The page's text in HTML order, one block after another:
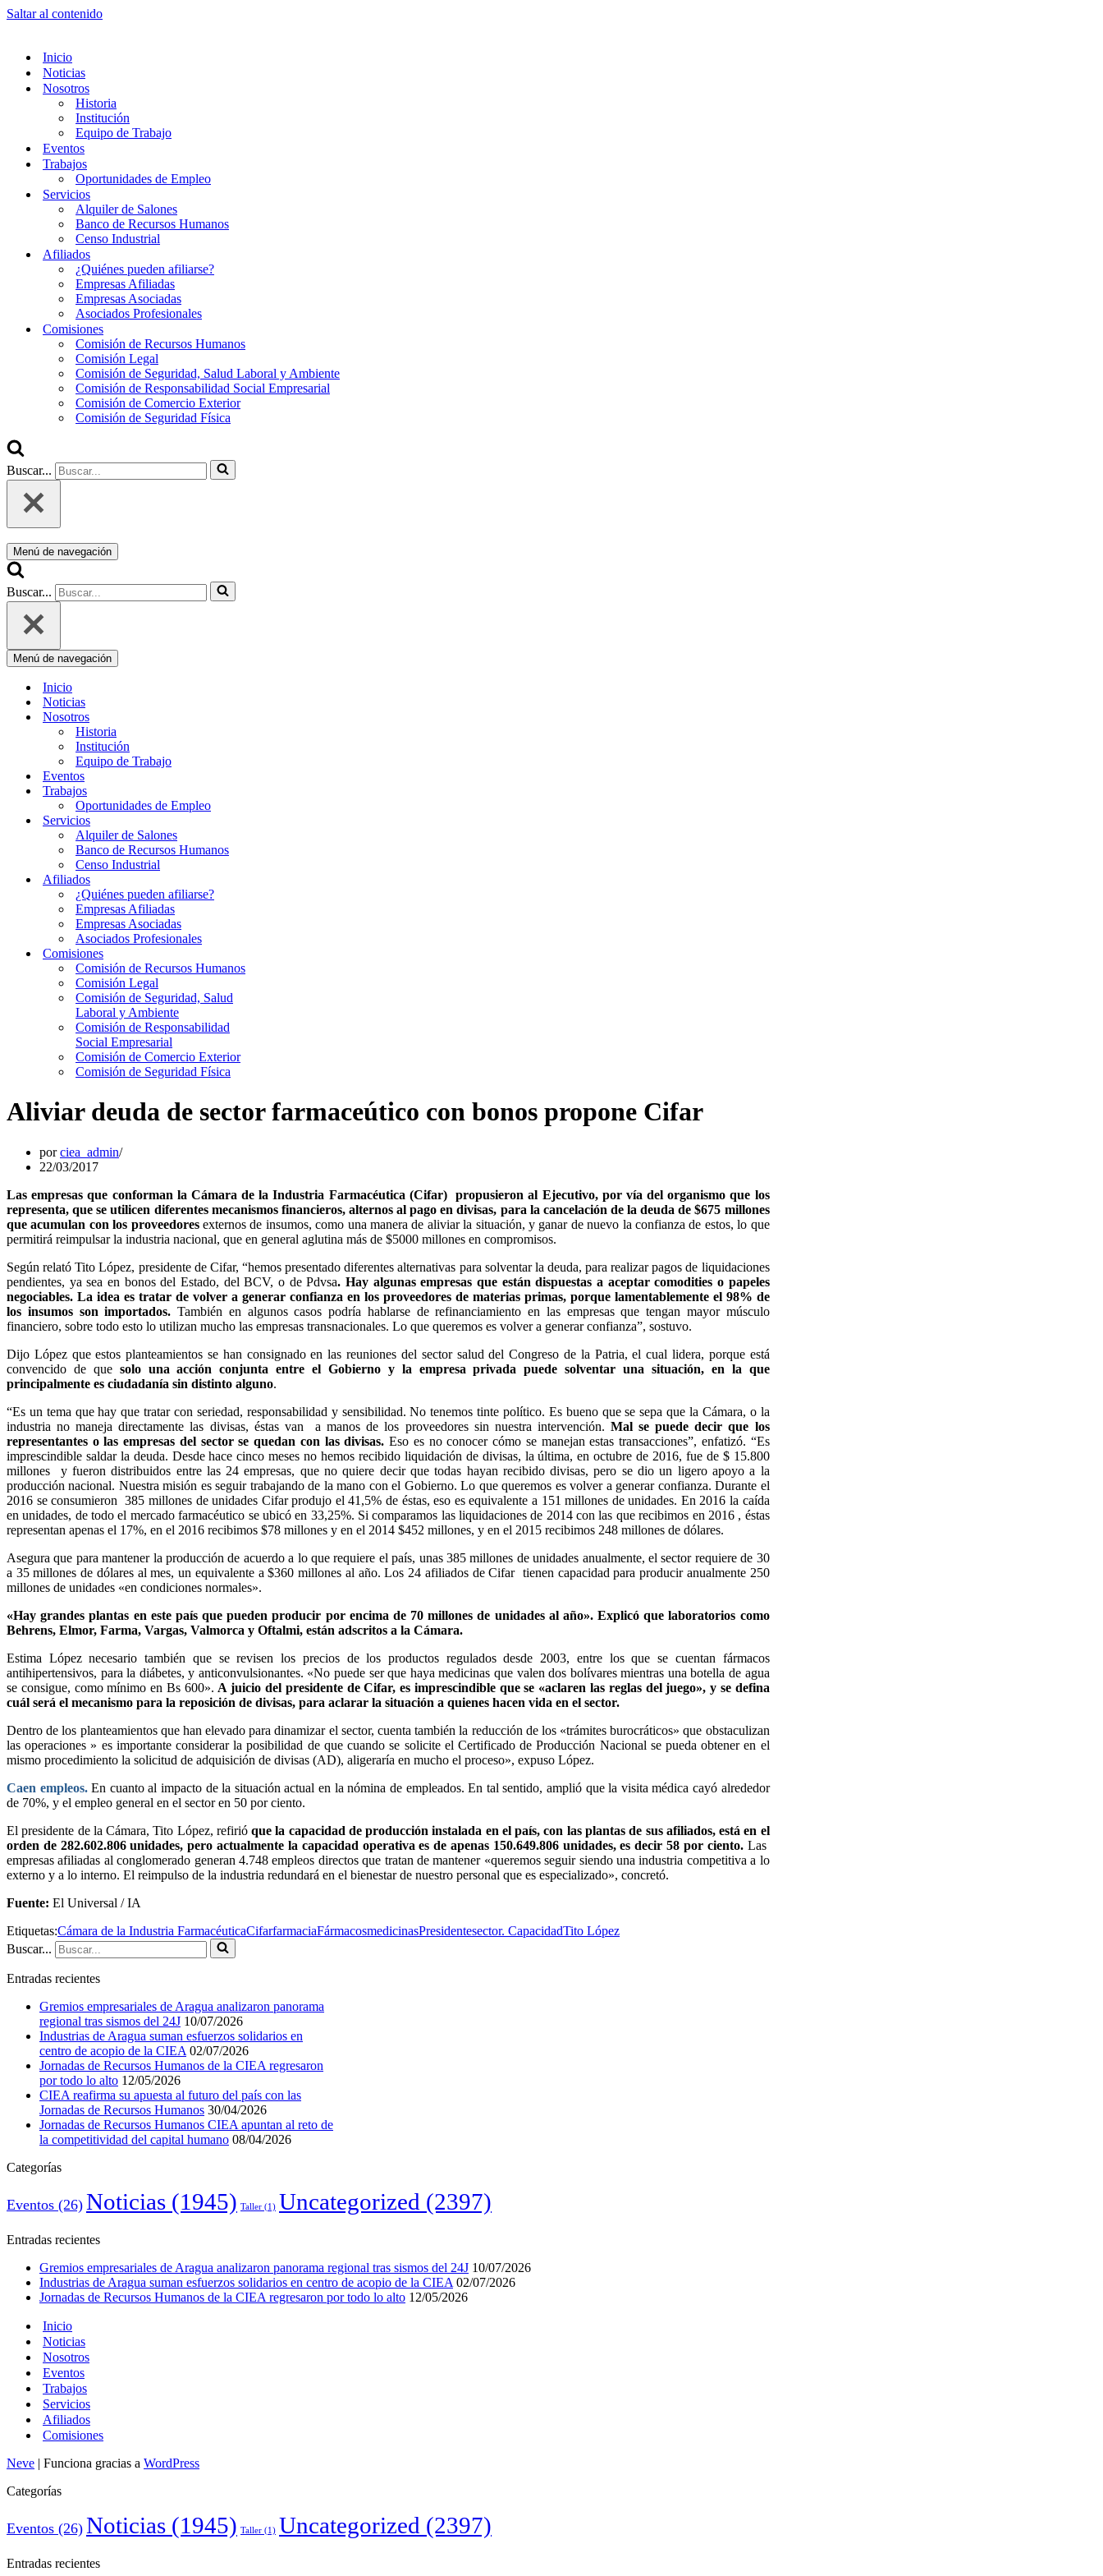
Saltar al contenido
Inicio
Noticias
Nosotros
Historia
Institución
Equipo de Trabajo
Eventos
Trabajos
Oportunidades de Empleo
Servicios
Alquiler de Salones
Banco de Recursos Humanos
Censo Industrial
Afiliados
¿Quiénes pueden afiliarse?
Empresas Afiliadas
Empresas Asociadas
Asociados Profesionales
Comisiones
Comisión de Recursos Humanos
Comisión Legal
Comisión de Seguridad, Salud Laboral y Ambiente
Comisión de Responsabilidad Social Empresarial
Comisión de Comercio Exterior
Comisión de Seguridad Física
Buscar...
Menú de navegación
Buscar...
Menú de navegación
Inicio
Noticias
Nosotros
Historia
Institución
Equipo de Trabajo
Eventos
Trabajos
Oportunidades de Empleo
Servicios
Alquiler de Salones
Banco de Recursos Humanos
Censo Industrial
Afiliados
¿Quiénes pueden afiliarse?
Empresas Afiliadas
Empresas Asociadas
Asociados Profesionales
Comisiones
Comisión de Recursos Humanos
Comisión Legal
Comisión de Seguridad, Salud
Laboral y Ambiente
Comisión de Responsabilidad
Social Empresarial
Comisión de Comercio Exterior
Comisión de Seguridad Física
Aliviar deuda de sector farmaceútico con bonos propone Cifar
porciea_admin
22/03/2017
Las empresas que conforman la Cámara de la Industria Farmacéutica (Cifar) propusieron al Ejecutivo, por vía del organismo que los
representa, que se utilicen diferentes mecanismos financieros, alternos al pago en divisas, para la cancelación de la deuda de $675 millones
que acumulan con los proveedoresexternos de insumos, como una manera de aliviar la situación, y ganar de nuevo la confianza de estos, lo que
permitirá reimpulsar la industria nacional, que en general aglutina más de $5000 millones en compromisos.
Según relató Tito López, presidente de Cifar, “hemos presentado diferentes alternativas para solventar la deuda, para realizar pagos de liquidaciones
pendientes, ya sea en bonos del Estado, del BCV, o de Pdvsa. Hay algunas empresas que están dispuestas a aceptar comodities o papeles
negociables. La idea es tratar de volver a generar confianza en los proveedores de materias primas, porque lamentablemente el 98% de
los insumos son importados.También en algunos casos podría hablarse de refinanciamiento en las empresas que tengan mayor músculo
financiero, sobre todo esto lo utilizan mucho las empresas transnacionales. Lo que queremos es volver a generar confianza”, sostuvo.
Dijo López que estos planteamientos se han consignado en las reuniones del sector salud del Congreso de la Patria, el cual lidera, porque está
convencido de que solo una acción conjunta entre el Gobierno y la empresa privada puede solventar una situación, en la que
principalmente es ciudadanía sin distinto alguno.
“Es un tema que hay que tratar con seriedad, responsabilidad y sensibilidad. No tenemos tinte político. Es bueno que se sepa que la Cámara, o la
industria no maneja directamente las divisas, éstas van a manos de los proveedores sin nuestra intervención.Mal se puede decir que los
representantes o las empresas del sector se quedan con las divisas. Eso es no conocer cómo se manejan estas transacciones”, enfatizó. “Es
imprescindible saldar la deuda. Desde hace cinco meses no hemos recibido liquidación de divisas, la última, en octubre de 2016, fue de $ 15.800
millones y fueron distribuidos entre las 24 empresas, que no quiere decir que todas hayan recibido divisas, pero se dio un ligero apoyo a la
producción nacional. Nuestra misión es seguir trabajando de la mano con el Gobierno. Lo que queremos es volver a generar confianza. Durante el
2016 se consumieron 385 millones de unidades Cifar produjo el 41,5% de éstas, eso es equivalente a 151 millones de unidades. En 2016 la caída
en unidades, de todo el mercado farmacéutico se ubicó en 33,25%. Si comparamos las liquidaciones de 2014 con las que recibimos en 2016 , éstas
representan apenas el 17%, en el 2016 recibimos $78 millones y en el 2014 $452 millones, y en el 2015 recibimos 248 millones de dólares.
Asegura que para mantener la producción de acuerdo a lo que requiere el país, unas 385 millones de unidades anualmente, el sector requiere de 30
a 35 millones de dólares al mes, un equivalente a $360 millones al año. Los 24 afiliados de Cifar tienen capacidad para producir anualmente 250
millones de unidades «en condiciones normales».
«Hay grandes plantas en este país que pueden producir por encima de 70 millones de unidades al año». Explicó que laboratorios como
Behrens, Elmor, Farma, Vargas, Valmorca y Oftalmi, están adscritos a la Cámara.
Estima López necesario también que se revisen los precios de los productos regulados desde 2003, entre los que se cuentan fármacos
antihipertensivos, para la diábetes, y anticonvulsionantes. «No puede ser que haya medicinas que valen dos bolívares mientras una botella de agua
se consigue, como mínimo en Bs 600». A juicio del presidente de Cifar, es imprescindible que se «aclaren las reglas del juego», y se defina
cuál será el mecanismo para la reposición de divisas, para aclarar la situación a quienes hacen vida en el sector.
Dentro de los planteamientos que han elevado para dinamizar el sector, cuenta también la reducción de los «trámites burocráticos» que obstaculizan
las operaciones » es importante considerar la posibilidad de que cuando se solicite el Certificado de Producción Nacional se pueda obtener en el
mismo procedimiento la solicitud de adquisición de divisas (AD), aligeraría en mucho el proceso», expuso López.
Caen empleos.En cuanto al impacto de la situación actual en la nómina de empleados. En tal sentido, amplió que la visita médica cayó alrededor
de 70%, y el empleo general en el sector en 50 por ciento.
El presidente de la Cámara, Tito López, refirióque la capacidad de producción instalada en el país, con las plantas de sus afiliados, está en el
orden de 282.602.806 unidades, pero actualmente la capacidad operativa es de apenas 150.649.806 unidades, es decir 58 por ciento. Las
empresas afiliadas al conglomerado generan 4.748 empleos directos que tratan de mantener «queremos seguir siendo una industria competitiva a lo
externo y a lo interno. El reimpulso de la industria redundará en el bienestar de nuestro personal que es especializado», concretó.
Fuente: El Universal / IA
Etiquetas:Cámara de la Industria FarmacéuticaCifarfarmaciaFármacosmedicinasPresidentesector. CapacidadTito López
Buscar...
Entradas recientes
Gremios empresariales de Aragua analizaron panorama
regional tras sismos del 24J 10/07/2026
Industrias de Aragua suman esfuerzos solidarios en
centro de acopio de la CIEA 02/07/2026
Jornadas de Recursos Humanos de la CIEA regresaron
por todo lo alto 12/05/2026
CIEA reafirma su apuesta al futuro del país con las
Jornadas de Recursos Humanos 30/04/2026
Jornadas de Recursos Humanos CIEA apuntan al reto de
la competitividad del capital humano 08/04/2026
Categorías
Eventos (26) Noticias (1945) Taller (1) Uncategorized (2397)
Entradas recientes
Gremios empresariales de Aragua analizaron panorama regional tras sismos del 24J 10/07/2026
Industrias de Aragua suman esfuerzos solidarios en centro de acopio de la CIEA 02/07/2026
Jornadas de Recursos Humanos de la CIEA regresaron por todo lo alto 12/05/2026
Inicio
Noticias
Nosotros
Eventos
Trabajos
Servicios
Afiliados
Comisiones
Neve | Funciona gracias a WordPress
Categorías
Eventos (26) Noticias (1945) Taller (1) Uncategorized (2397)
Entradas recientes